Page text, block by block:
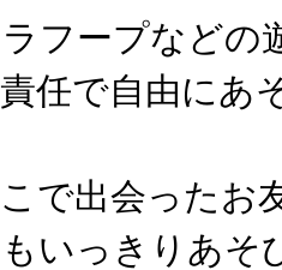
フープなどの
責任で自由に
で出会ったお
いっきりあそ